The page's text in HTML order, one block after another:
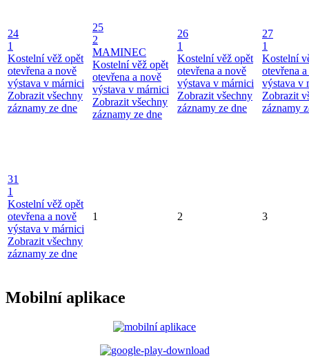
24
1
Kostelní věž opět
otevřena a nově
výstava v márnici
Zobrazit všechny
záznamy ze dne
25
2
MAMINEC
Kostelní věž opět
otevřena a nově
výstava v márnici
Zobrazit všechny
záznamy ze dne
26
1
Kostelní věž opět
otevřena a nově
výstava v márnici
Zobrazit všechny
záznamy ze dne
27
1
Kostelní
otevřena
výstava v
Zobrazit
záznamy
31
1
Kostelní věž opět
otevřena a nově
výstava v márnici
Zobrazit všechny
záznamy ze dne
1 2 3
Mobilní aplikace